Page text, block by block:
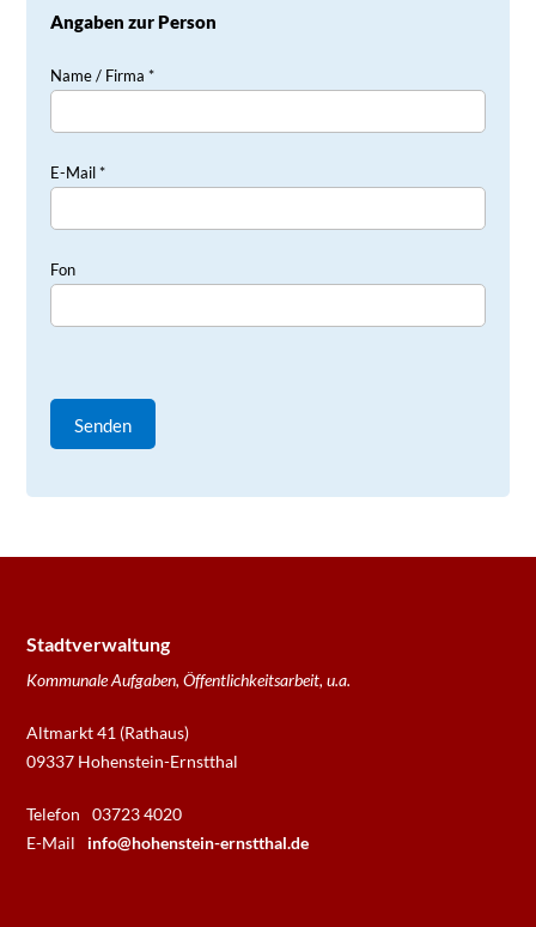
Angaben zur Person
Name / Firma *
E-Mail *
Fon
Stadtverwaltung
Kommunale Aufgaben, Öffentlichkeitsarbeit, u.a.
Altmarkt 41 (Rathaus)
09337 Hohenstein-Ernstthal
Telefon
03723 4020
E-Mail
info@hohenstein-ernstthal.de